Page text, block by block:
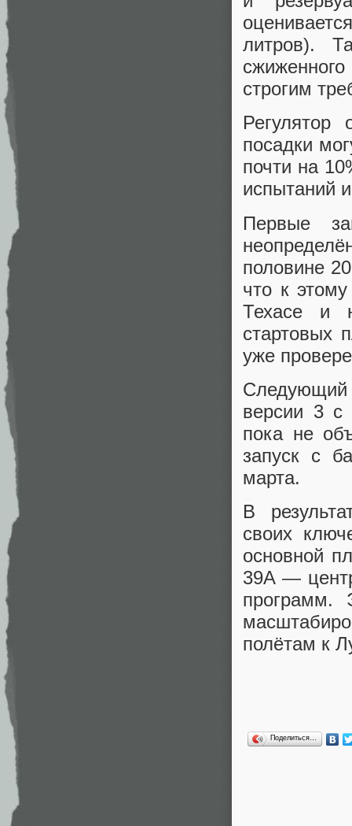
литров).
сжиженного
строгим
Регулятор
посадки
почти на
испытаний
Первые
половине
что к
Техасе и
стартовых
уже
Следующий
версии 3 с
пока не
запуск с
марта.
В
своих
основной
39A —
программ.
полётам к
Поделиться…